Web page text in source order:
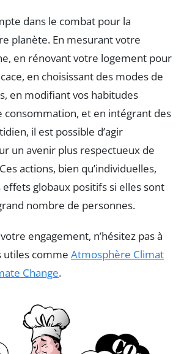
dans le combat pour la
planète. En mesurant votre
en rénovant votre logement pour
en choisissant des modes de
en modifiant vos habitudes
consommation, et en intégrant des
il est possible d’agir
un avenir plus respectueux de
actions, bien qu’individuelles,
globaux positifs si elles sont
nombre de personnes.
engagement, n’hésitez pas à
utiles comme Atmosphère Climat
Change.